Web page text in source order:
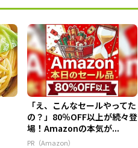
「え、こんなセールやってた
の？」80％OFF以上が続々登
場！Amazonの本気が...
PR（Amazon）